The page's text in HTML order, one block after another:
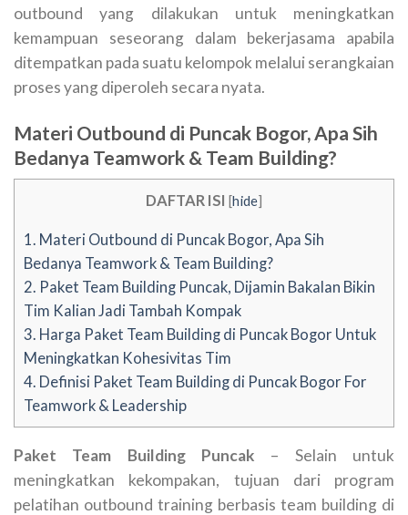
outbound yang dilakukan untuk meningkatkan
kemampuan seseorang dalam bekerjasama apabila
ditempatkan pada suatu kelompok melalui serangkaian
proses yang diperoleh secara nyata.
Materi Outbound di Puncak Bogor, Apa Sih
Bedanya Teamwork & Team Building?
DAFTAR ISI [hide]
1. Materi Outbound di Puncak Bogor, Apa Sih
Bedanya Teamwork & Team Building?
2. Paket Team Building Puncak, Dijamin Bakalan Bikin
Tim Kalian Jadi Tambah Kompak
3. Harga Paket Team Building di Puncak Bogor Untuk
Meningkatkan Kohesivitas Tim
4. Definisi Paket Team Building di Puncak Bogor For
Teamwork & Leadership
Paket Team Building Puncak – Selain untuk
meningkatkan kekompakan, tujuan dari program
pelatihan outbound training berbasis team building di